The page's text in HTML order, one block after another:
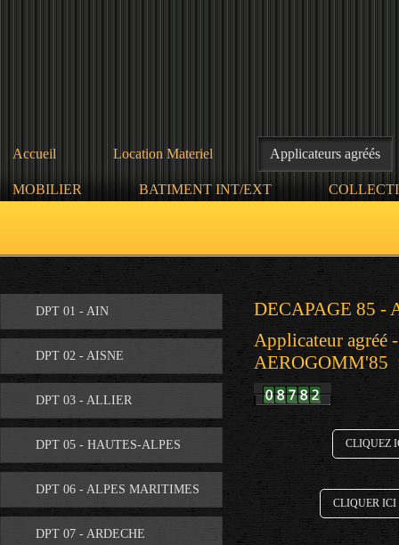
Accueil Location Materiel Applicateurs agréés
MOBILIER BATIMENT INT/EXT
DPT 01 - AIN
DPT 02 - AISNE
DPT 03 - ALLIER
DPT 05 - HAUTES-ALPES
DPT 06 - ALPES MARITIMES
DPT 07 - ARDECHE
DECAPAGE 85
Applicateur agréé
CLIQUEZ
CLIQUER